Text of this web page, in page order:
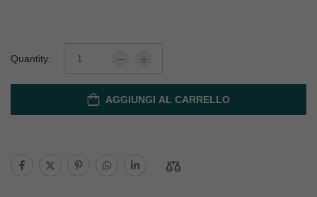
Quantity:
AGGIUNGI AL CARRELLO